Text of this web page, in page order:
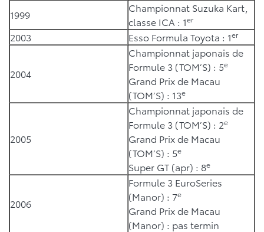
1999
Championnat Suzuka Kart,
classe ICA : 1er
2003 Esso Formula Toyota : 1er
2004
Championnat japonais de
Formule 3 (TOM’S) : 5e
Grand Prix de Macau
(TOM’S) : 13e
2005
Championnat japonais de
Formule 3 (TOM’S) : 2e
Grand Prix de Macau
(TOM’S) : 5e
Super GT (apr) : 8e
2006
Formule 3 EuroSeries
(Manor) : 7e
Grand Prix de Macau
(Manor) : pas termin